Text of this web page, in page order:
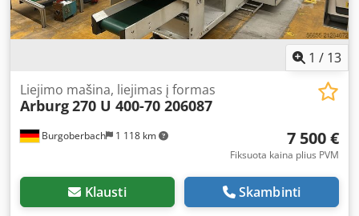
1 / 13
Burgoberbach 1 118 km
Liejimo mašina, liejimas į formas
Arburg270 U 400-70 206087
7 500 €
Fiksuota kaina plius PVM
Klausti Skambinti